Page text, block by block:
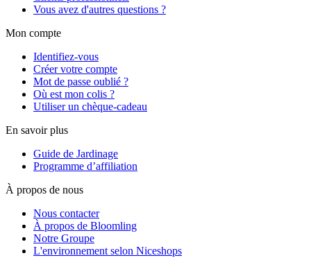
Vous avez d'autres questions ?
Mon compte
Identifiez-vous
Créer votre compte
Mot de passe oublié ?
Où est mon colis ?
Utiliser un chèque-cadeau
En savoir plus
Guide de Jardinage
Programme d’affiliation
À propos de nous
Nous contacter
À propos de Bloomling
Notre Groupe
L'environnement selon Niceshops